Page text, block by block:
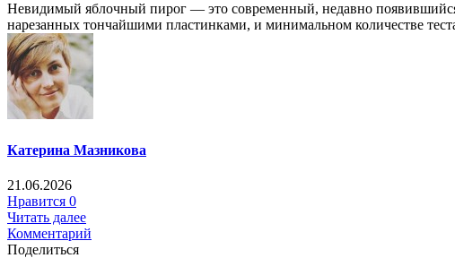
Невидимый яблочный пирог — это современный, недавно
нарезанных тончайшими пластинками, и минимальном количестве
Катерина Мазникова
21.06.2026
Нравится 0
Читать далее
Комментарий
Поделиться